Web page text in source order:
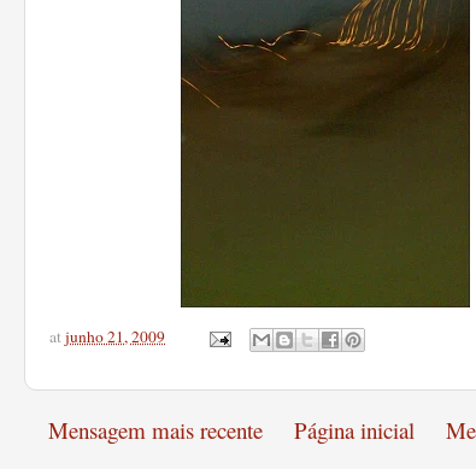
atjunho 21, 2009
Mensagem mais recente Página inicial